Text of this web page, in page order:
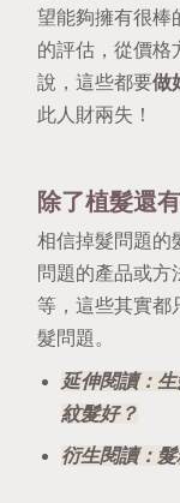
望能夠擁有很棒
的評估，從價格
說，這些都要做
此人財兩失！
除了植髮還
相信掉髮問題的
問題的產品或方
等，這些其實都
髮問題。
延伸閱讀：
紋髮好？
衍生閱讀：